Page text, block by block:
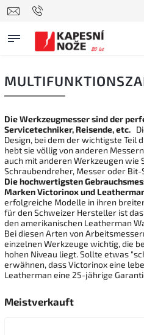
Die Werkzeugmesser sind der
Servicetechniker, Reisende, etc.
Design, bei dem der wichtigste Teil
hebt sie völlig von anderen
auch mit anderen Werkzeugen wie
Schraubendreher, Messer oder
Die hochwertigsten
Marken Victorinox und
erfolgreiche Modelle in ihren
für den Schweizer Hersteller ist
den amerikanischen Leatherman
Bei diesen Arten von
einzelnen Werkzeuge wichtig, die
hohen Niveau liegt. Sollte etwas
erwähnen, dass Victorinox eine
Leatherman eine 25-jährige
Meistverkauft